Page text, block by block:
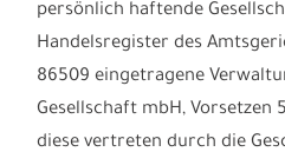
Schifffahrtsgesellschaft mbH
20459 Hamburg, gesetzlich
persönlich haftende
Handelsregister des
86509 eingetragene